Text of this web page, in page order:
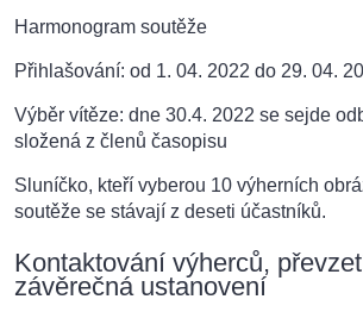
Harmonogram soutěže
Přihlašování: od 1. 04. 2022 do 29. 04.
Výběr vítěze: dne 30.4. 2022 se sejde
složená z členů časopisu
Sluníčko, kteří vyberou 10 výherních
soutěže se stávají z deseti účastníků.
Kontaktování výherců,
závěrečná ustanovení